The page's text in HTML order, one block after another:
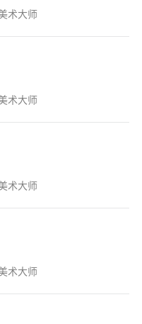
术大师
术大师
术大师
术大师